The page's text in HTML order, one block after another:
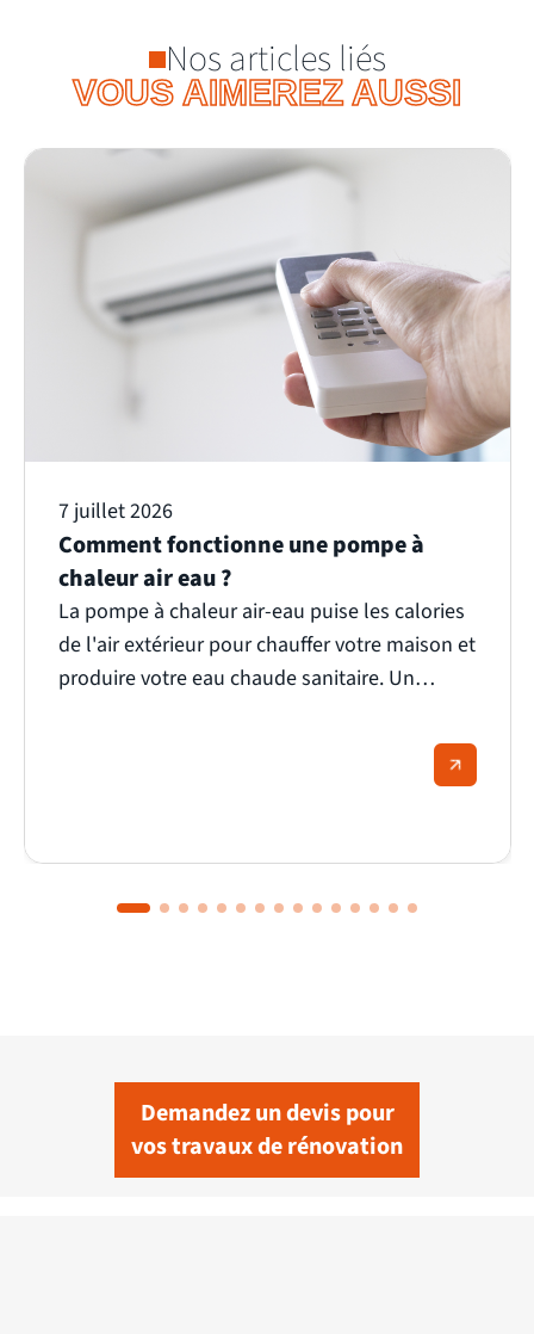
VOUS AIMEREZ AUSSI
Nos articles liés
7 juillet 2026
Comment fonctionne une pompe à
chaleur air eau ?
La pompe à chaleur air-eau puise les calories
de l'air extérieur pour chauffer votre maison et
produire votre eau chaude sanitaire. Un
expliquons comment elle fonctionne, ce qui la
Demandez un devis pour
vos travaux de rénovation